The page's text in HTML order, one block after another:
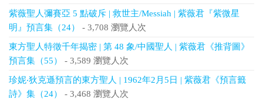
紫薇聖人彌賽亞 5 點破斥 | 救世主/Messiah | 紫薇君『紫微星
明』預言集（24）
- 3,708 瀏覽人次
東方聖人特徵千年揭密 | 第 48 象/中國聖人 | 紫薇君《推背圖》
預言集（55）
- 3,589 瀏覽人次
珍妮‧狄克遜預言的東方聖人 | 1962年2月5日 | 紫薇君《預言籤
詩》集（24）
- 3,468 瀏覽人次